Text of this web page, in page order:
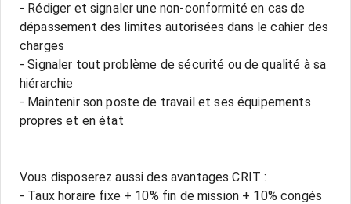
- Rédiger et signaler une non-conformité en cas de
dépassement des limites autorisées dans le cahier des
charges
- Signaler tout problème de sécurité ou de qualité à sa
hiérarchie
- Maintenir son poste de travail et ses équipements
propres et en état
Vous disposerez aussi des avantages CRIT :
- Taux horaire fixe + 10% fin de mission + 10% congés